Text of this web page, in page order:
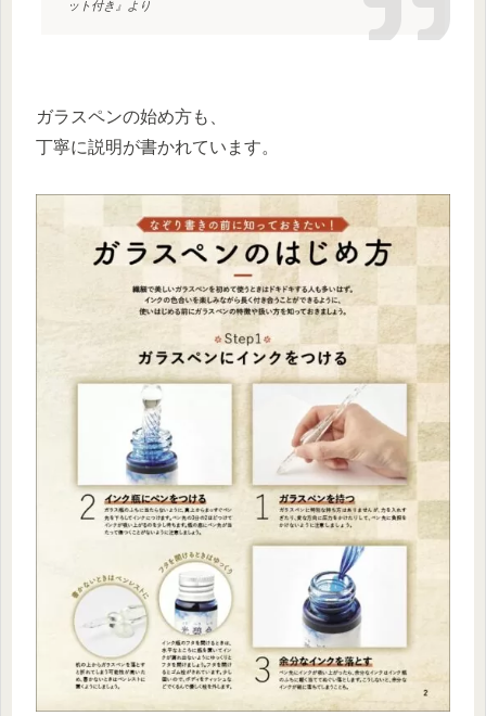
ット付き』より
ガラスペンの始め方も、
丁寧に説明が書かれています。